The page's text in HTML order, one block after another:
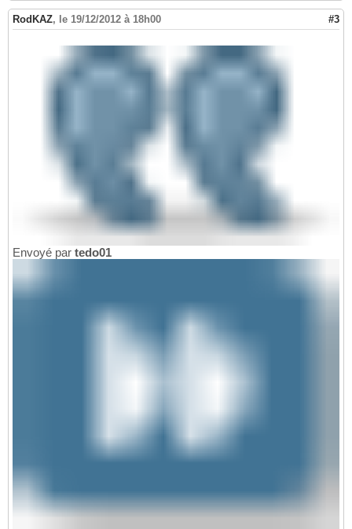
RodKAZ, le 19/12/2012 à 18h00 #3
Envoyé par tedo01